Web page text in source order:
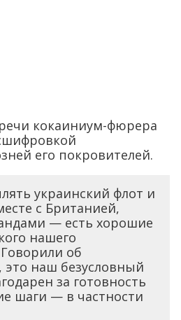
кокаиниум-фюрера
его покровителей.
украинский флот и
с Британией,
— есть хорошие
нашего
об
наш безусловный
за готовность
шаги — в частности